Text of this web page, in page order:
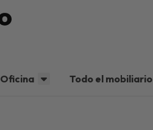
Oficina Todo el mobiliario